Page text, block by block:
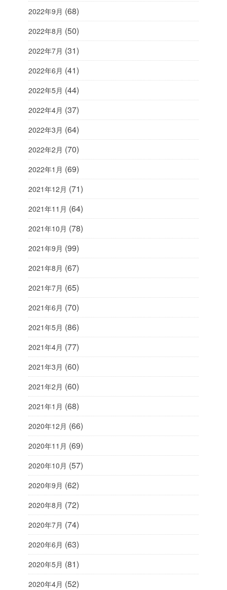
2022年9月 (68)
2022年8月 (50)
2022年7月 (31)
2022年6月 (41)
2022年5月 (44)
2022年4月 (37)
2022年3月 (64)
2022年2月 (70)
2022年1月 (69)
2021年12月 (71)
2021年11月 (64)
2021年10月 (78)
2021年9月 (99)
2021年8月 (67)
2021年7月 (65)
2021年6月 (70)
2021年5月 (86)
2021年4月 (77)
2021年3月 (60)
2021年2月 (60)
2021年1月 (68)
2020年12月 (66)
2020年11月 (69)
2020年10月 (57)
2020年9月 (62)
2020年8月 (72)
2020年7月 (74)
2020年6月 (63)
2020年5月 (81)
2020年4月 (52)